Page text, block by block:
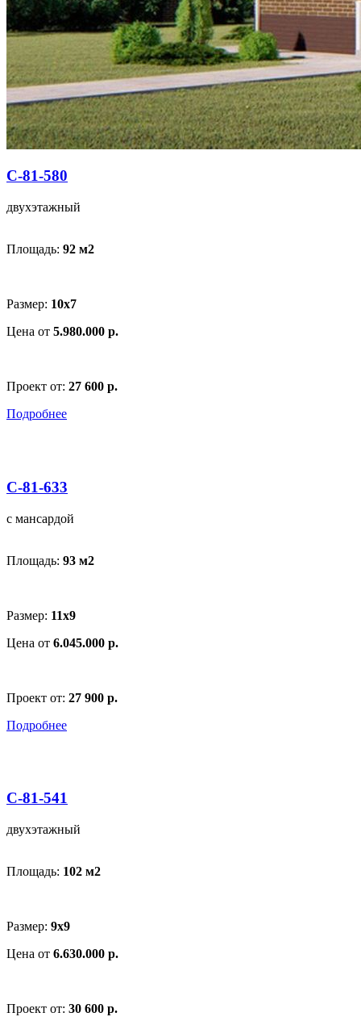
С-81-580
двухэтажный
Площадь: 92 м2
Размер: 10х7
Цена от 5.980.000 р.
Проект от: 27 600 р.
Подробнее
С-81-633
с мансардой
Площадь: 93 м2
Размер: 11x9
Цена от 6.045.000 р.
Проект от: 27 900 р.
Подробнее
С-81-541
двухэтажный
Площадь: 102 м2
Размер: 9х9
Цена от 6.630.000 р.
Проект от: 30 600 р.